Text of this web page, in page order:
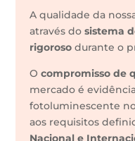
A qualidade da
através dosistema
rigoroso durante o
Ocompromisso de
mercado é
fotoluminescente
aos requisitos